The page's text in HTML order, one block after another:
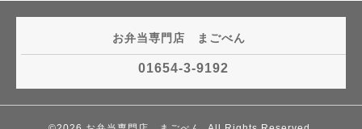
お弁当専門店 まごべん
01654-3-9192